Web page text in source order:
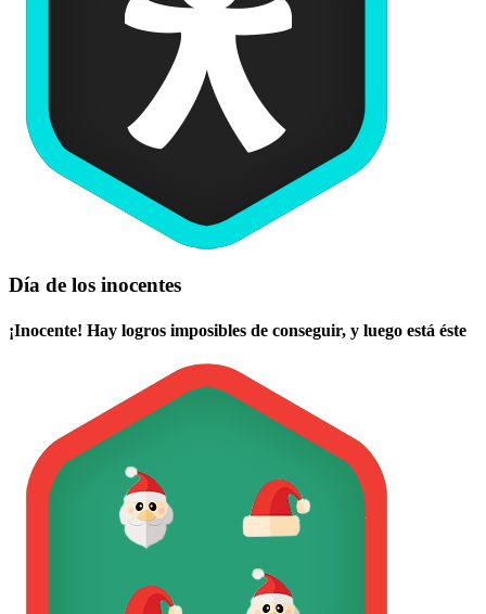
Día de los inocentes
¡Inocente! Hay logros imposibles de conseguir, y luego está éste